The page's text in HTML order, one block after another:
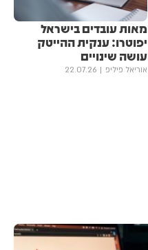
מאות עובדים בישראל
יפוטרו: ענקית ההייטק
עושה שינויים
אוריאל פיליפ 22.07.26